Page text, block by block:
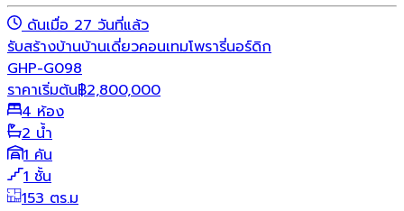
ดันเมื่อ 27 วันที่แล้ว
รับสร้างบ้านบ้านเดี่ยวคอนเทมโพรารี่นอร์ดิก
GHP-G098
ราคาเริ่มต้น฿2,800,000
4 ห้อง
2 น้ำ
1 คัน
1 ชั้น
153 ตร.ม